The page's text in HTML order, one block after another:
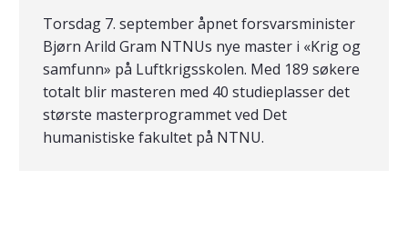
Torsdag 7. september åpnet forsvarsminister
Bjørn Arild Gram NTNUs nye master i «Krig og
samfunn» på Luftkrigsskolen. Med 189 søkere
totalt blir masteren med 40 studieplasser det
største masterprogrammet ved Det
humanistiske fakultet på NTNU.